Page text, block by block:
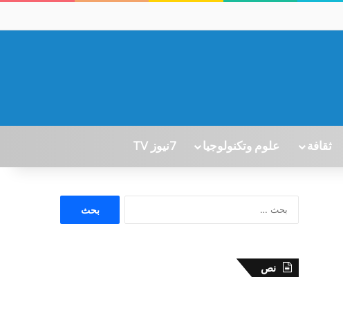
ثقافة علوم وتكنولوجيا 7نيوز TV
نص